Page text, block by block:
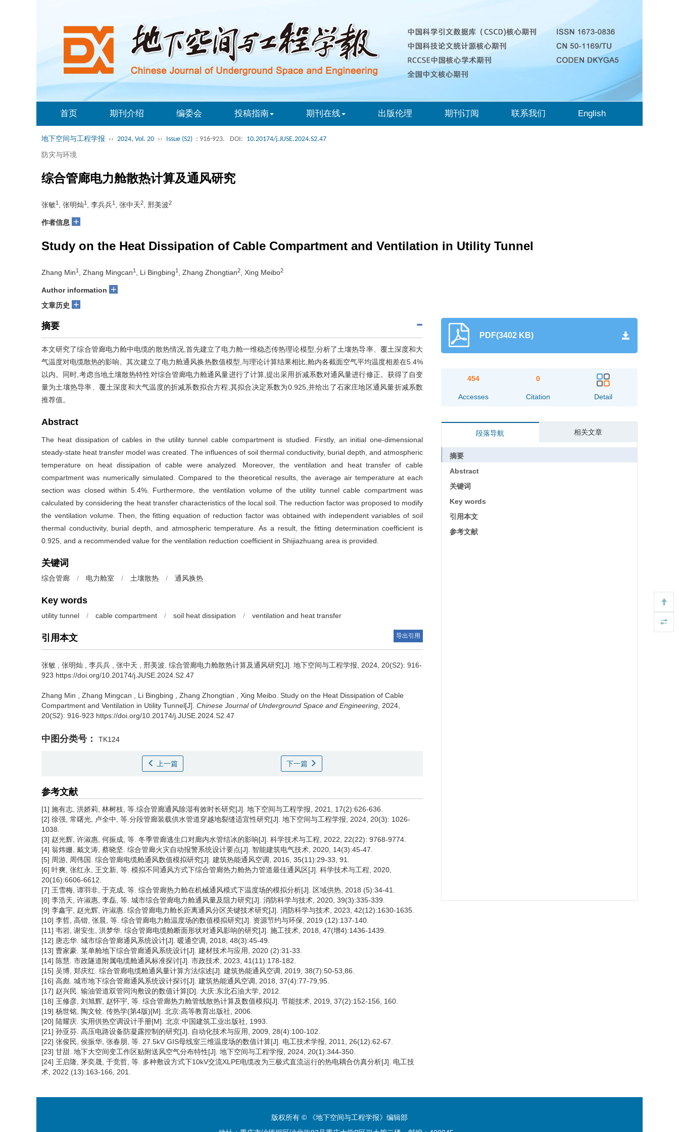
首页 期刊介绍 编委会 投稿指南 期刊在线 出版伦理 期刊订阅 联系我们 English
地下空间与工程学报 ›› 2024, Vol. 20 ›› Issue (S2) : 916-923. DOI: 10.20174/j.JUSE.2024.S2.47
防灾与环境
综合管廊电力舱散热计算及通风研究
张敏1 , 张明灿1 , 李兵兵1 , 张中天2 , 邢美波2
作者信息 +
Study on the Heat Dissipation of Cable Compartment and Ventilation in Utility Tunnel
Zhang Min1 , Zhang Mingcan1 , Li Bingbing1 , Zhang Zhongtian2 , Xing Meibo2
Author information +
文章历史 +
摘要
本文研究了综合管廊电力舱中电缆的散热情况,首先建立了电力舱一维稳态传热理论模型,分析了土壤热导率、覆土深度和大
气温度对电缆散热的影响。其次建立了电力舱通风换热数值模型,与理论计算结果相比,舱内各截面空气平均温度相差在5.4%
以内。同时,考虑当地土壤散热特性对综合管廊电力舱通风量进行了计算,提出采用折减系数对通风量进行修正。获得了自变
量为土壤热导率、覆土深度和大气温度的折减系数拟合方程,其拟合决定系数为0.925,并给出了石家庄地区通风量折减系数
推荐值。
Abstract
The heat dissipation of cables in the utility tunnel cable compartment is studied. Firstly, an initial one-dimensional
steady-state heat transfer model was created. The influences of soil thermal conductivity, burial depth, and atmospheric
temperature on heat dissipation of cable were analyzed. Moreover, the ventilation and heat transfer of cable
compartment was numerically simulated. Compared to the theoretical results, the average air temperature at each
section was closed within 5.4%. Furthermore, the ventilation volume of the utility tunnel cable compartment was
calculated by considering the heat transfer characteristics of the local soil. The reduction factor was proposed to modify
the ventilation volume. Then, the fitting equation of reduction factor was obtained with independent variables of soil
thermal conductivity, burial depth, and atmospheric temperature. As a result, the fitting determination coefficient is
0.925, and a recommended value for the ventilation reduction coefficient in Shijiazhuang area is provided.
关键词
综合管廊 / 电力舱室 / 土壤散热 / 通风换热
Key words
utility tunnel / cable compartment / soil heat dissipation / ventilation and heat transfer
引用本文 导出引用
张敏 张明灿 李兵兵 张中天 邢美波 综合管廊电力舱散热计算及通风研究[J]. 地下空间与工程学报, 2024, 20(S2): 916-
923 https://doi.org/10.20174/j.JUSE.2024.S2.47
Zhang Min Zhang Mingcan Li Bingbing Zhang Zhongtian Xing Meibo Study on the Heat Dissipation of Cable
Compartment and Ventilation in Utility Tunnel[J]. Chinese Journal of Underground Space and Engineering , 2024,
20(S2): 916-923 https://doi.org/10.20174/j.JUSE.2024.S2.47
中图分类号： TK124
上一篇 下一篇
参考文献
[1] 施有志, 洪娇莉, 林树枝, 等.综合管廊通风除湿有效时长研究[J]. 地下空间与工程学报, 2021, 17(2):626-636.
[2] 徐强, 常曙光, 卢全中, 等.分段管廊装载供水管道穿越地裂缝适宜性研究[J]. 地下空间与工程学报, 2024, 20(3): 1026-
1038.
[3] 赵光辉, 许淑惠, 何振成, 等. 冬季管廊逃生口对廊内水管结冰的影响[J]. 科学技术与工程, 2022, 22(22): 9768-9774.
[4] 翁炜姗, 戴文涛, 蔡晓坚. 综合管廊火灾自动报警系统设计要点[J]. 智能建筑电气技术, 2020, 14(3):45-47.
[5] 周游, 周伟国. 综合管廊电缆舱通风数值模拟研究[J]. 建筑热能通风空调, 2016, 35(11):29-33, 91.
[6] 叶爽, 张红永, 王文新, 等. 模拟不同通风方式下综合管廊热力舱热力管道最佳通风区[J]. 科学技术与工程, 2020,
20(16):6606-6612.
[7] 王雪梅, 谭羽非, 于克成, 等. 综合管廊热力舱在机械通风模式下温度场的模拟分析[J]. 区域供热, 2018 (5):34-41.
[8] 李浩天, 许淑惠, 李磊, 等. 城市综合管廊电力舱通风量及阻力研究[J]. 消防科学与技术, 2020, 39(3):335-339.
[9] 李鑫宇, 赵光辉, 许淑惠. 综合管廊电力舱长距离通风分区关键技术研究[J]. 消防科学与技术, 2023, 42(12):1630-1635.
[10] 李哲, 高锴, 张晨, 等. 综合管廊电力舱温度场的数值模拟研究[J]. 资源节约与环保, 2019 (12):137-140.
[11] 韦岩, 谢安生, 洪梦华. 综合管廊电缆舱断面形状对通风影响的研究[J]. 施工技术, 2018, 47(增4):1436-1439.
[12] 唐志华. 城市综合管廊通风系统设计[J]. 暖通空调, 2018, 48(3):45-49.
[13] 曹家豪. 某单舱地下综合管廊通风系统设计[J]. 建材技术与应用, 2020 (2):31-33.
[14] 陈慧. 市政隧道附属电缆舱通风标准探讨[J]. 市政技术, 2023, 41(11):178-182.
[15] 吴博, 郑庆红. 综合管廊电缆舱通风量计算方法综述[J]. 建筑热能通风空调, 2019, 38(7):50-53,86.
[16] 高彪. 城市地下综合管廊通风系统设计探讨[J]. 建筑热能通风空调, 2018, 37(4):77-79,95.
[17] 赵兴民. 输油管道双管同沟敷设的数值计算[D]. 大庆:东北石油大学, 2012.
[18] 王修彦, 刘旭辉, 赵怀宇, 等. 综合管廊热力舱管线散热计算及数值模拟[J]. 节能技术, 2019, 37(2):152-156, 160.
[19] 杨世铭, 陶文铨. 传热学(第4版)[M]. 北京:高等教育出版社, 2006.
[20] 陆耀庆. 实用供热空调设计手册[M]. 北京:中国建筑工业出版社, 1993.
[21] 孙亚芬. 高压电路设备防凝露控制的研究[J]. 自动化技术与应用, 2009, 28(4):100-102.
[22] 张俊民, 侯振华, 张春朋, 等. 27.5kV GIS母线室三维温度场的数值计算[J]. 电工技术学报, 2011, 26(12):62-67.
[23] 甘甜. 地下大空间变工作区贴附送风空气分布特性[J]. 地下空间与工程学报, 2024, 20(1):344-350.
[24] 王启隆, 茅奕晟, 于竞哲, 等. 多种敷设方式下10kV交流XLPE电缆改为三极式直流运行的热电耦合仿真分析[J]. 电工技
术, 2022 (13):163-166, 201.
PDF(3402 KB)
454
Accesses
0
Citation Detail
段落导航 相关文章
摘要
Abstract
关键词
Key words
引用本文
参考文献
版权所有 © 《地下空间与工程学报》编辑部